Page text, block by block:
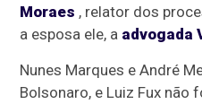
Moraes , relator dos
a esposa ele, a advogada
Nunes Marques e André
Bolsonaro, e Luiz Fux não